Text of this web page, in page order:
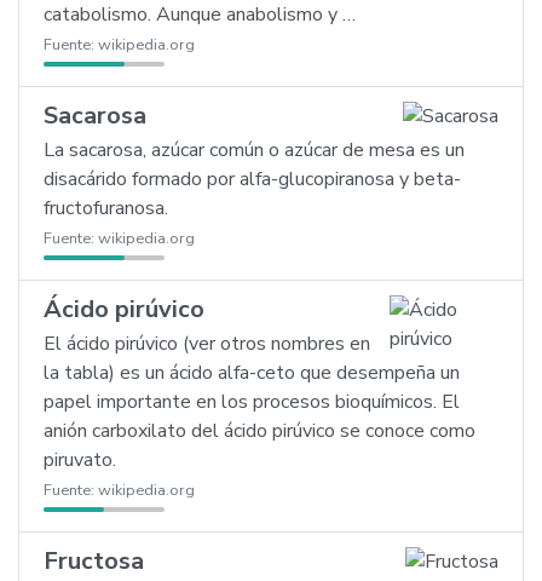
catabolismo. Aunque anabolismo y …
Fuente: wikipedia.org
Sacarosa
La sacarosa, azúcar común o azúcar de mesa es un
disacárido formado por alfa-glucopiranosa y beta-
fructofuranosa.
Fuente: wikipedia.org
Ácido pirúvico
El ácido pirúvico (ver otros nombres en
la tabla) es un ácido alfa-ceto que desempeña un
papel importante en los procesos bioquímicos. El
anión carboxilato del ácido pirúvico se conoce como
piruvato.
Fuente: wikipedia.org
Fructosa